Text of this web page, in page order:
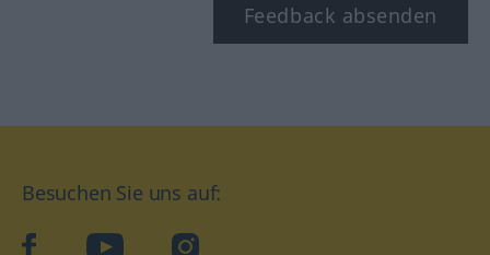
Feedback absenden
Besuchen Sie uns auf:
facebookYouTube Instagram